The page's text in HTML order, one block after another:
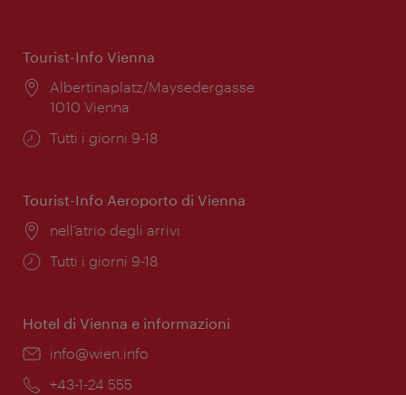
Tourist-Info Vienna
Posizione:
Albertinaplatz/Maysedergasse
1010 Vienna
Orari
Tutti i giorni 9-18
Tourist-Info Aeroporto di Vienna
Posizione:
nell’atrio degli arrivi
Orari
Tutti i giorni 9-18
Hotel di Vienna e informazioni
Email:
info@wien.info
Telefono:
+43-1-24 555